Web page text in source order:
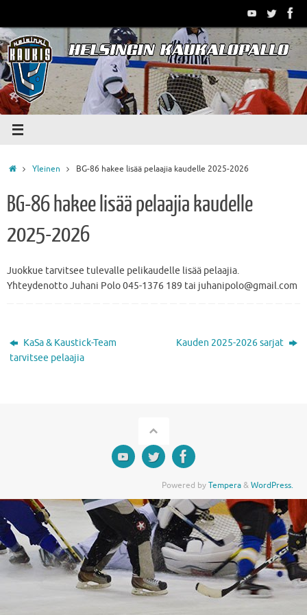
content
HomeYleinen BG-86 hakee lisää pelaajia kaudelle 2025-2026
BG-86 hakee lisää pelaajia kaudelle
2025-2026
Juokkue tarvitsee tulevalle pelikaudelle lisää pelaajia.
Yhteydenotto Juhani Polo 045-1376 189 tai juhanipolo@gmail.com
KaSa & Kaustick-Team
tarvitsee pelaajia
Kauden 2025-2026 sarjat
Powered byTempera&WordPress.